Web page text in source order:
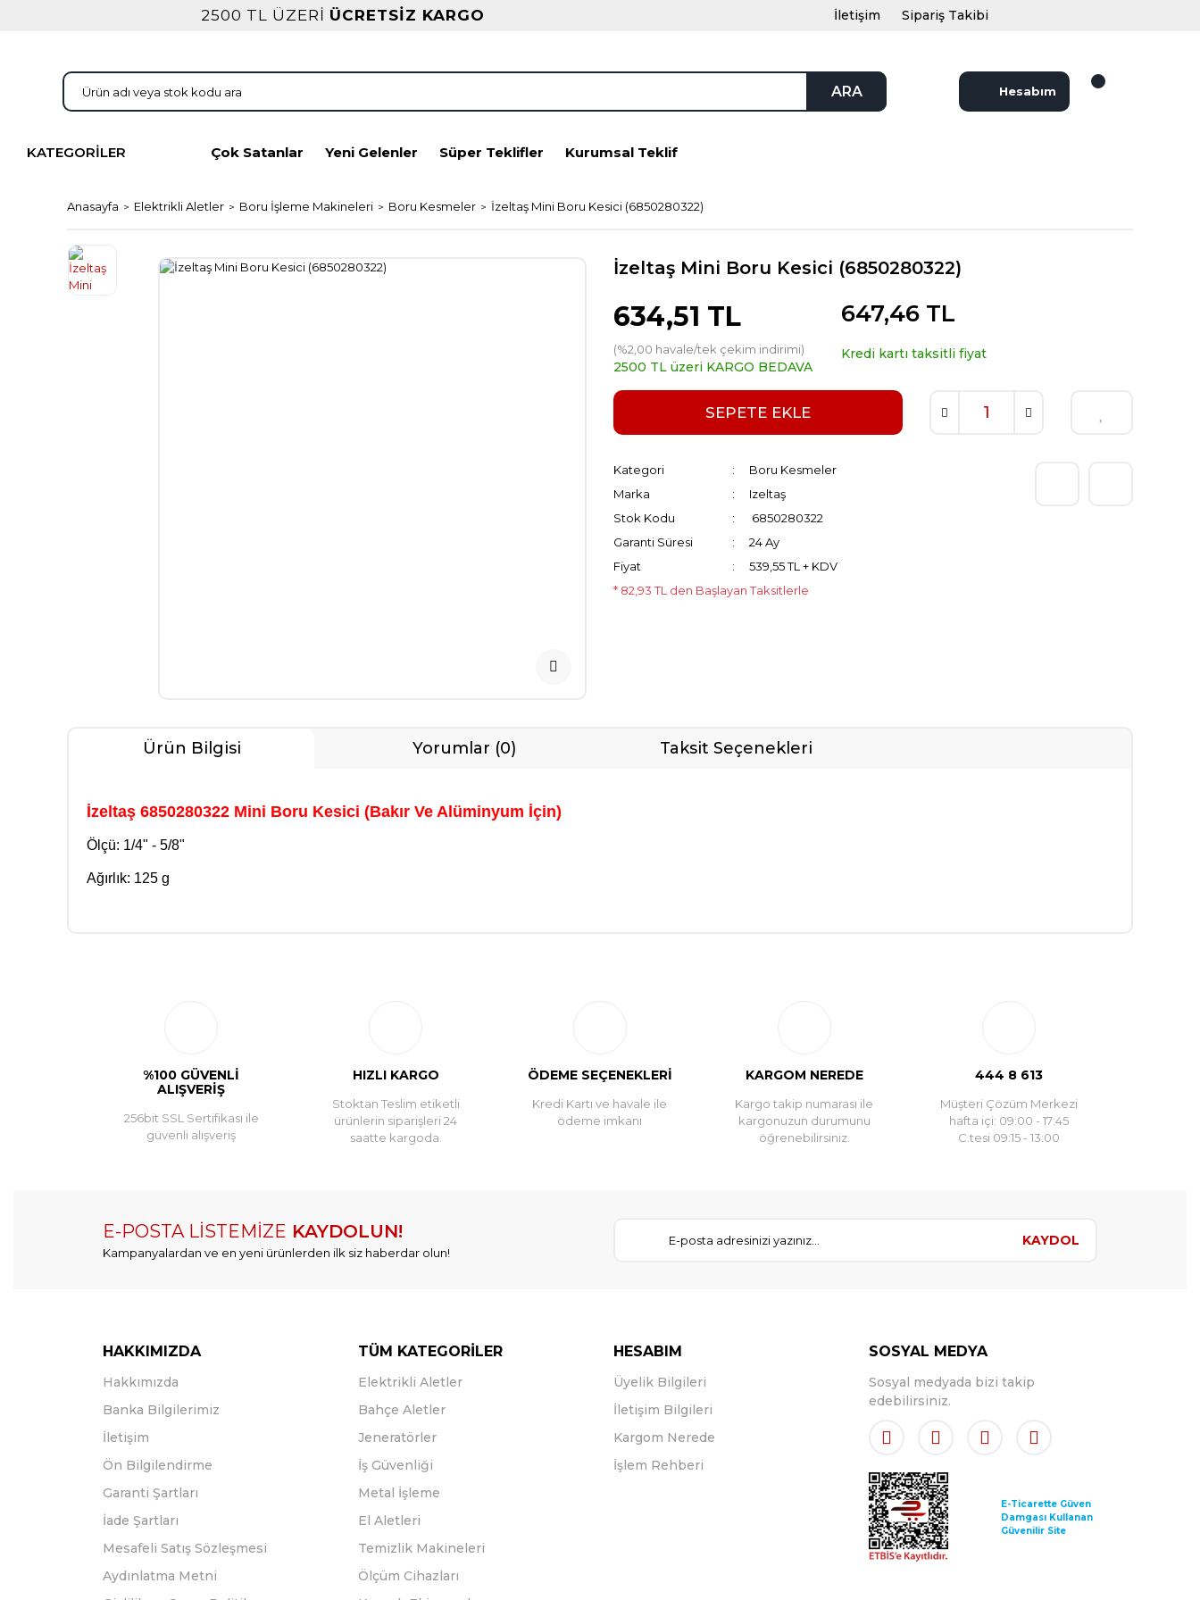
2500 TL ÜZERİ ÜCRETSİZ KARGO İletişim Sipariş Takibi
ARA Hesabım
KATEGORİLER Çok Satanlar Yeni Gelenler Süper Teklifler Kurumsal Teklif
Anasayfa Elektrikli Aletler Boru İşleme Makineleri Boru Kesmeler İzeltaş Mini Boru Kesici (6850280322)
İzeltaş Mini Boru Kesici (6850280322)
634,51 TL
(%2,00 havale/tek çekim indirimi)
2500 TL üzeri KARGO BEDAVA
647,46 TL
Kredi kartı taksitli fiyat
SEPETE EKLE
Kategori
Boru Kesmeler
Marka
Izeltaş
Stok Kodu
6850280322
Garanti Süresi
24 Ay
Fiyat
539,55 TL + KDV
* 82,93 TL den Başlayan Taksitlerle
Ürün Bilgisi Yorumlar (0) Taksit Seçenekleri
İzeltaş 6850280322 Mini Boru Kesici (Bakır Ve Alüminyum İçin)
Ölçü: 1/4" - 5/8"
Ağırlık: 125 g
%100 GÜVENLİ
ALIŞVERİŞ
256bit SSL Sertifikası ile
güvenli alışveriş
HIZLI KARGO
Stoktan Teslim etiketli
ürünlerin siparişleri 24
saatte kargoda.
ÖDEME SEÇENEKLERİ
Kredi Kartı ve havale ile
ödeme imkanı
KARGOM NEREDE
Kargo takip numarası ile
kargonuzun durumunu
öğrenebilirsiniz.
444 8 613
Müşteri Çözüm Merkezi
hafta içi: 09:00 - 17:45
C.tesi 09:15 - 13:00
E-POSTA LİSTEMİZE KAYDOLUN!
Kampanyalardan ve en yeni ürünlerden ilk siz haberdar olun!
KAYDOL
HAKKIMIZDA
Hakkımızda
Banka Bilgilerimiz
İletişim
Ön Bilgilendirme
Garanti Şartları
İade Şartları
Mesafeli Satış Sözleşmesi
Aydınlatma Metni
TÜM KATEGORİLER
Elektrikli Aletler
Bahçe Aletler
Jeneratörler
İş Güvenliği
Metal İşleme
El Aletleri
Temizlik Makineleri
Ölçüm Cihazları
HESABIM
Üyelik Bilgileri
İletişim Bilgileri
Kargom Nerede
İşlem Rehberi
SOSYAL MEDYA
Sosyal medyada bizi takip
edebilirsiniz.
E-Ticarette Güven
Damgası Kullanan
Güvenilir Site